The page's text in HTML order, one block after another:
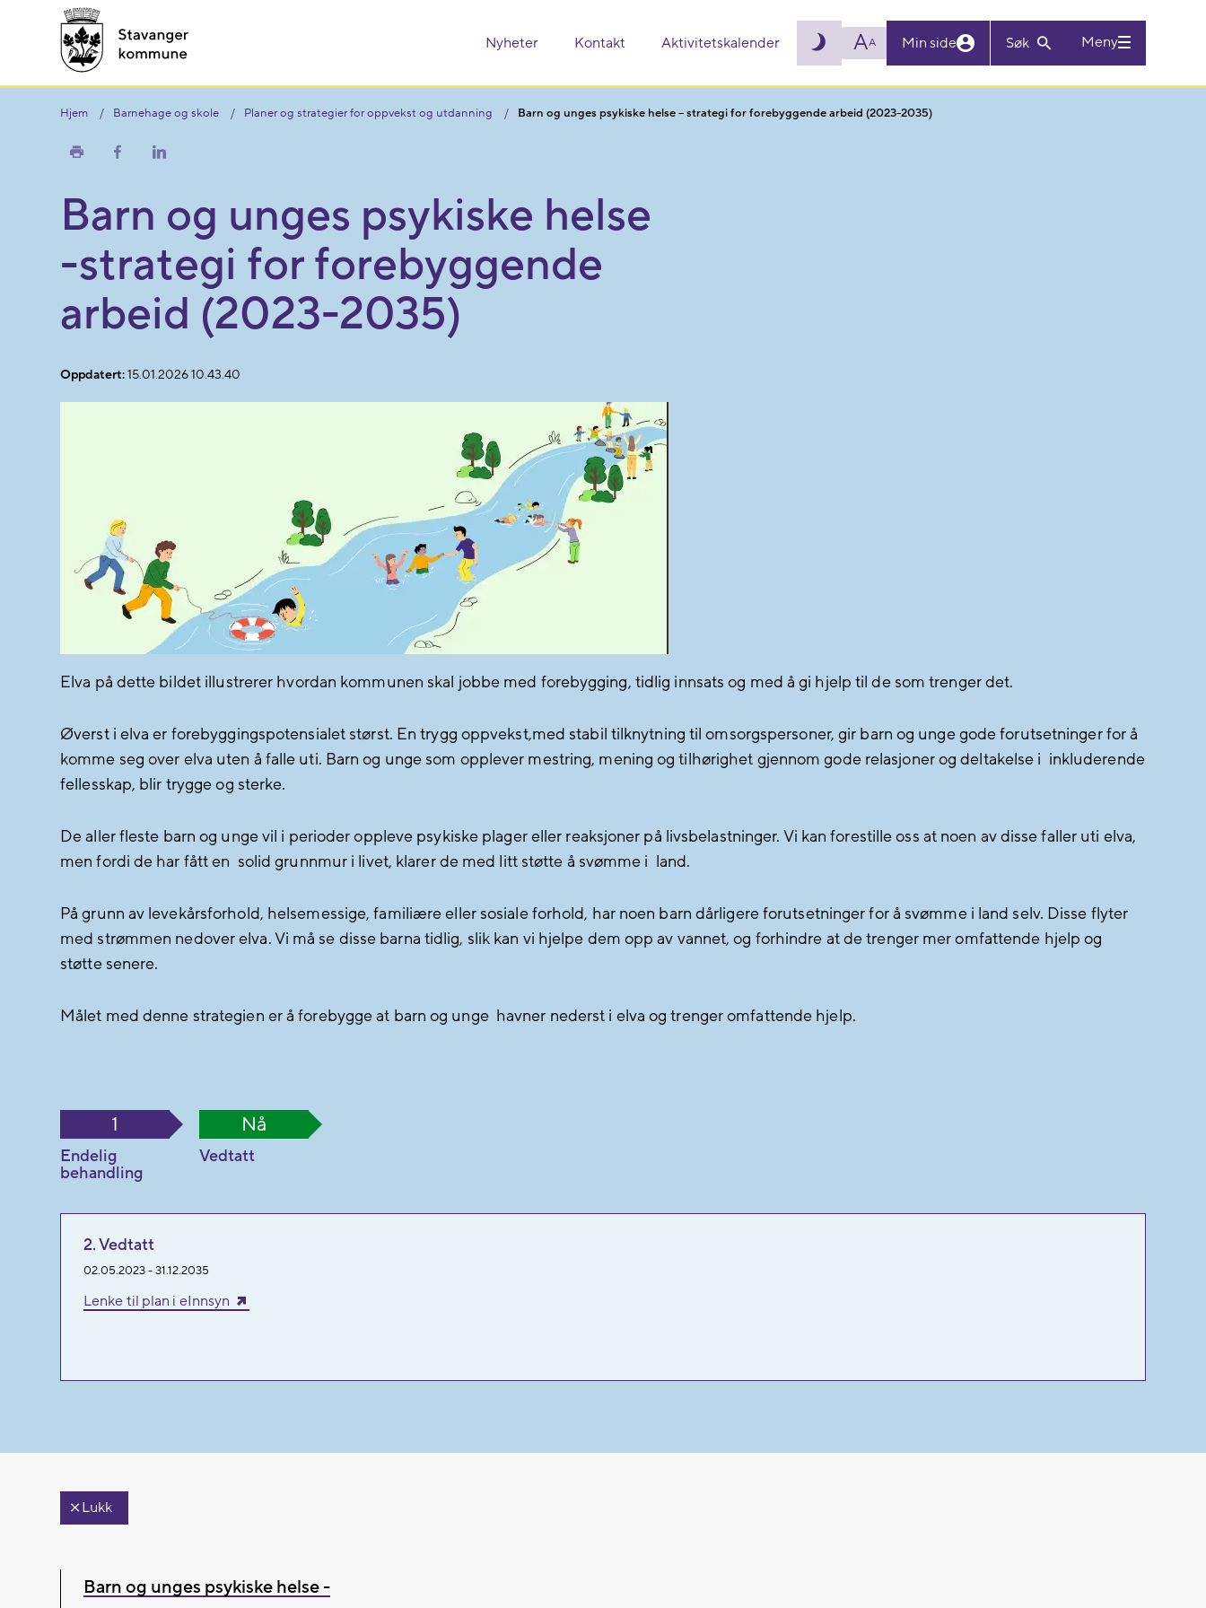
Nyheter Kontakt Aktivitetskalender AA Min side Søk Meny
Hjem Barnehage og skole Planer og strategier for oppvekst og utdanning Barn og unges psykiske helse – strategi for forebyggende arbeid (2023-2035)
Skriv Del
Del
Barn og unges psykiske helse
-strategi for forebyggende
arbeid (2023-2035)
Oppdatert: 15.01.2026 10.43.40
Elva på dette bildet illustrerer hvordan kommunen skal jobbe med forebygging, tidlig innsats og med å gi hjelp til de som trenger det.
Øverst i elva er forebyggingspotensialet størst. En trygg oppvekst,med stabil tilknytning til omsorgspersoner, gir barn og unge gode forutsetninger for å
komme seg over elva uten å falle uti. Barn og unge som opplever mestring, mening og tilhørighet gjennom gode relasjoner og deltakelse i inkluderende
fellesskap, blir trygge og sterke.
De aller fleste barn og unge vil i perioder oppleve psykiske plager eller reaksjoner på livsbelastninger. Vi kan forestille oss at noen av disse faller uti elva,
men fordi de har fått en solid grunnmur i livet, klarer de med litt støtte å svømme i land.
På grunn av levekårsforhold, helsemessige, familiære eller sosiale forhold, har noen barn dårligere forutsetninger for å svømme i land selv. Disse flyter
med strømmen nedover elva. Vi må se disse barna tidlig, slik kan vi hjelpe dem opp av vannet, og forhindre at de trenger mer omfattende hjelp og
støtte senere.
Målet med denne strategien er å forebygge at barn og unge havner nederst i elva og trenger omfattende hjelp.
1
Endelig
behandling
Nå
Vedtatt
2. Vedtatt
02.05.2023 - 31.12.2035
Lenke til plan i eInnsyn
Lukk
Barn og unges psykiske helse -